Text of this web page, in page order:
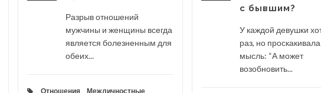
Разрыв отношений
мужчины и женщины всегда
является болезненным для
обеих...
Отношения Межличностные
с бывшим?
У каждой девушки
раз, но проскакивала
мысль: “А может
возобновить...